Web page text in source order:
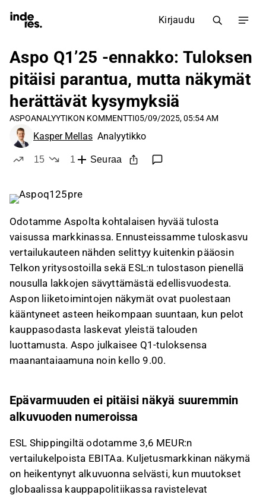
Kirjaudu
Aspo Q1’25 -ennakko: Tuloksen
pitäisi parantua, mutta näkymät
herättävät kysymyksiä
ASPOANALYYTIKON KOMMENTTI05/09/2025, 05:54 AM
Kasper Mellas Analyytikko
15
1
Seuraa
Odotamme Aspolta kohtalaisen hyvää tulosta
vaisussa markkinassa. Ennusteissamme tuloskasvu
vertailukauteen nähden selittyy kuitenkin pääosin
Telkon yritysostoilla sekä ESL:n tulostason pienellä
nousulla lakkojen sävyttämästä edellisvuodesta.
Aspon liiketoimintojen näkymät ovat puolestaan
kääntyneet asteen heikompaan suuntaan, kun pelot
kauppasodasta laskevat yleistä talouden
luottamusta. Aspo julkaisee Q1-tuloksensa
maanantaiaamuna noin kello 9.00.
Epävarmuuden ei pitäisi näkyä suuremmin
alkuvuoden numeroissa
ESL Shippingiltä odotamme 3,6 MEUR:n
vertailukelpoista EBITAa. Kuljetusmarkkinan näkymä
on heikentynyt alkuvuonna selvästi, kun muutokset
globaalissa kauppapolitiikassa ravistelevat